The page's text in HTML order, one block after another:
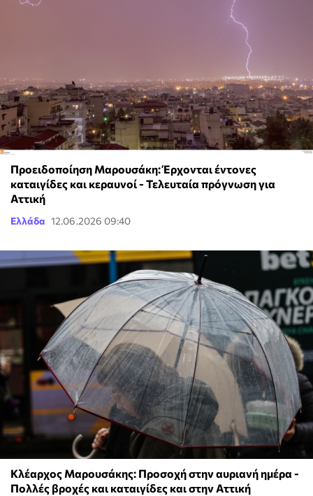
Προειδοποίηση Μαρουσάκη: Έρχονται έντονες
καταιγίδες και κεραυνοί - Τελευταία πρόγνωση για
Αττική
Ελλάδα 12.06.2026 09:40
Κλέαρχος Μαρουσάκης: Προσοχή στην αυριανή ημέρα -
Πολλές βροχές και καταιγίδες και στην Αττική